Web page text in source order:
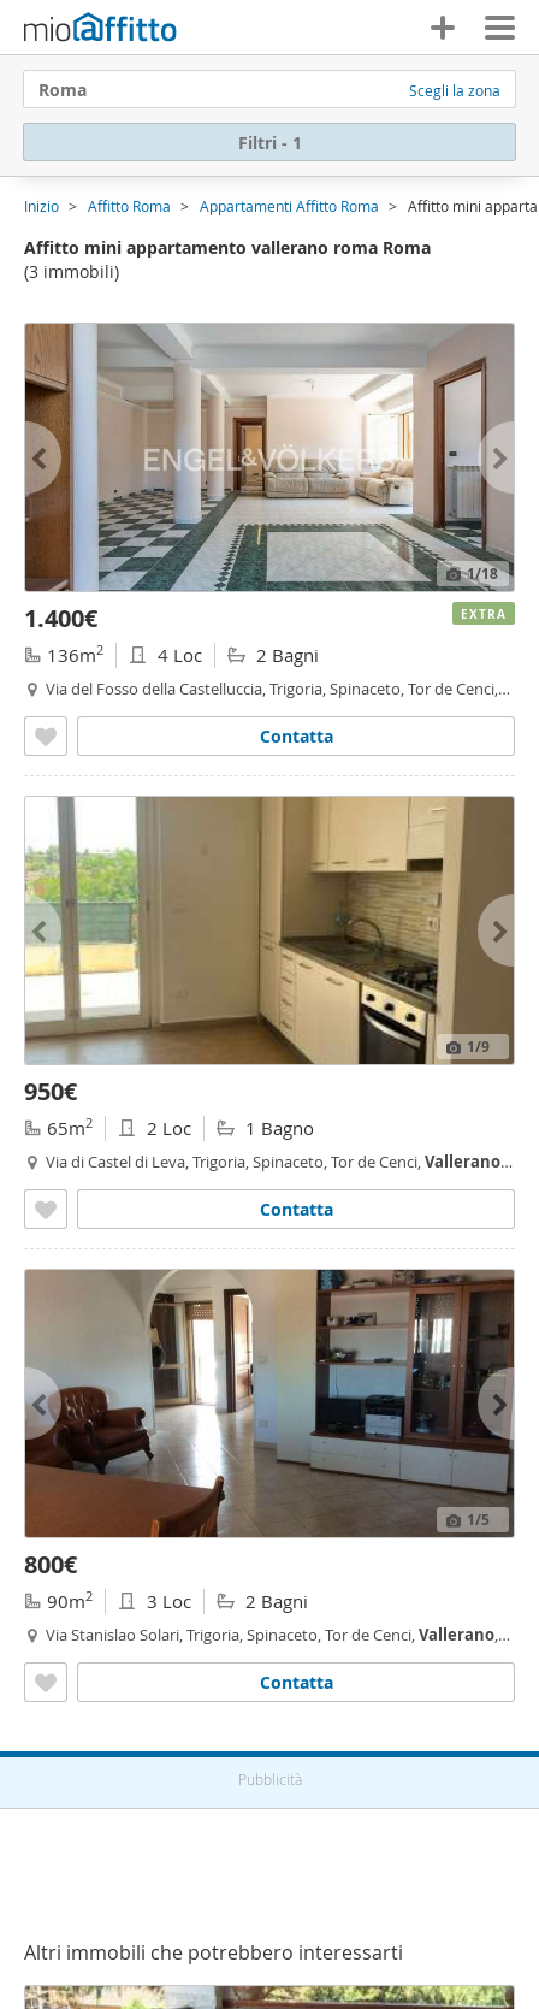
Roma Scegli la zona
Filtri - 1
Inizio Affitto Roma Appartamenti Affitto Roma Affitto mini
Affitto mini appartamento vallerano roma Roma
(3 immobili)
1/18
1.400€
136m2 4 Loc 2 Bagni
Via del Fosso della Castelluccia, Trigoria, Spinaceto, Tor de Cenci,
Contatta
EXTRA
1/9
950€
65m2 2 Loc 1 Bagno
Via di Castel di Leva, Trigoria, Spinaceto, Tor de Cenci,Vallerano,
Contatta
1/5
800€
90m2 3 Loc 2 Bagni
Via Stanislao Solari, Trigoria, Spinaceto, Tor de Cenci,Vallerano,
Contatta
Pubblicità
Altri immobili che potrebbero interessarti